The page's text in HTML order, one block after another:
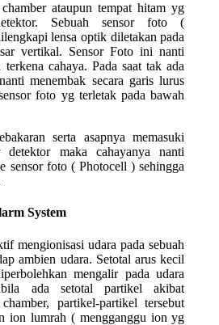
ataupun tempat hitam yg
Sebuah sensor foto (
lensa optik diletakan pada
vertikal. Sensor Foto ini nanti
cahaya. Pada saat tak ada
menembak secara garis lurus
foto yg terletak pada bawah
serta asapnya memasuki
detektor maka cahayanya nanti
sensor foto ( Photocell ) sehingga
System
mengionisasi udara pada sebuah
ambien udara. Setotal arus kecil
mengalir pada udara
ada setotal partikel akibat
partikel-partikel tersebut
ion lumrah ( mengganggu ion yg